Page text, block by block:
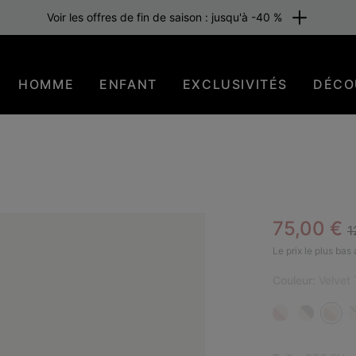
Voir les offres de fin de saison : jusqu'à -40 %
HOMME ENFANT EXCLUSIVITÉS
Sale
75,00 €
Le prix le plus bas